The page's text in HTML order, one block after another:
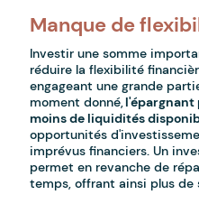
Manque de
Investir une somme
réduire la flexibilité
engageant une grande
moment donné,l'épargnant
moins de liquidités
opportunités
imprévus financiers. Un
permet en revanche de
temps, offrant ainsi plus de